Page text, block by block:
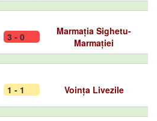
3 - 0
Marmația Sighetu-
Marmației
1 - 1 Voința Livezile